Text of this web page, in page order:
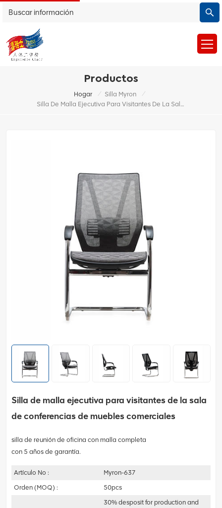
Productos
Hogar / Silla Myron
/
Silla De Malla Ejecutiva Para Visitantes De La Sala De Conferencias De Muebles Comerciales
Silla de malla ejecutiva para visitantes de la sala
de conferencias de muebles comerciales
silla de reunión de oficina con malla completa
con 5 años de garantía.
Artículo No :
Myron-637
Orden (MOQ) :
50pcs
30% desposit for production and